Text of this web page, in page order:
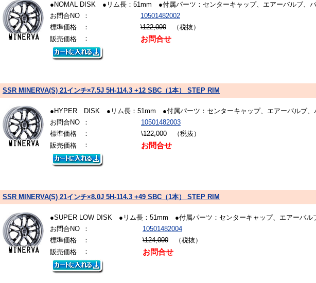
●NOMAL DISK ●リム長：51mm ●付属パーツ：センターキャップ、エアーバルブ、
お問合NO
：
10501482002
標準価格
： \122,000 （税抜）
販売価格
： お問合せ
SSR MINERVA(S) 21インチ×7.5J 5H-114.3 +12 SBC（1本） STEP RIM
●HYPER DISK ●リム長：51mm ●付属パーツ：センターキャップ、エアーバルブ、
お問合NO
：
10501482003
標準価格
： \122,000 （税抜）
販売価格
： お問合せ
SSR MINERVA(S) 21インチ×8.0J 5H-114.3 +49 SBC（1本） STEP RIM
●SUPER LOW DISK ●リム長：51mm ●付属パーツ：センターキャップ、エアーバ
お問合NO
：
10501482004
標準価格
： \124,000 （税抜）
販売価格
： お問合せ